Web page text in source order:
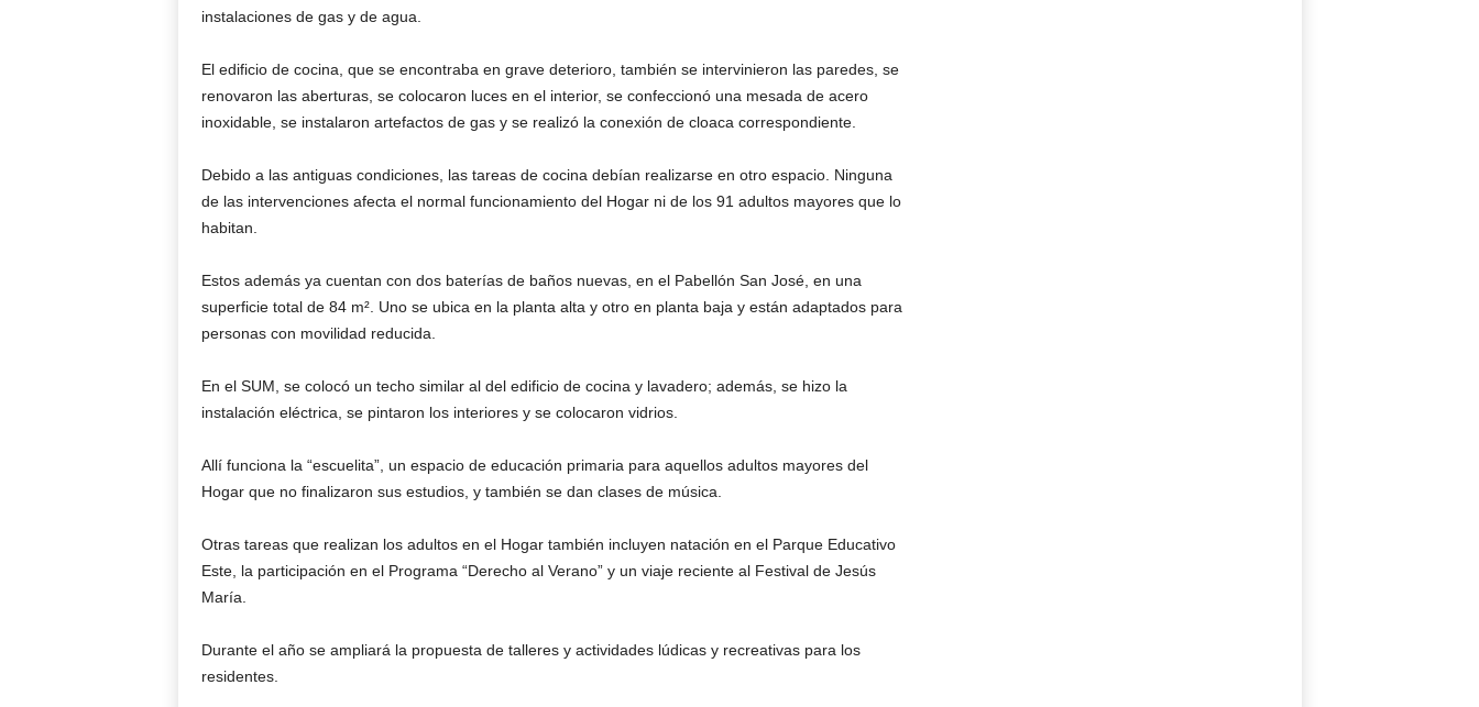
instalaciones de gas y de agua.
El edificio de cocina, que se encontraba en grave deterioro, también se intervinieron las paredes, se
renovaron las aberturas, se colocaron luces en el interior, se confeccionó una mesada de acero
inoxidable, se instalaron artefactos de gas y se realizó la conexión de cloaca correspondiente.
Debido a las antiguas condiciones, las tareas de cocina debían realizarse en otro espacio. Ninguna
de las intervenciones afecta el normal funcionamiento del Hogar ni de los 91 adultos mayores que lo
habitan.
Estos además ya cuentan con dos baterías de baños nuevas, en el Pabellón San José, en una
superficie total de 84 m². Uno se ubica en la planta alta y otro en planta baja y están adaptados para
personas con movilidad reducida.
En el SUM, se colocó un techo similar al del edificio de cocina y lavadero; además, se hizo la
instalación eléctrica, se pintaron los interiores y se colocaron vidrios.
Allí funciona la “escuelita”, un espacio de educación primaria para aquellos adultos mayores del
Hogar que no finalizaron sus estudios, y también se dan clases de música.
Otras tareas que realizan los adultos en el Hogar también incluyen natación en el Parque Educativo
Este, la participación en el Programa “Derecho al Verano” y un viaje reciente al Festival de Jesús
María.
Durante el año se ampliará la propuesta de talleres y actividades lúdicas y recreativas para los
residentes.